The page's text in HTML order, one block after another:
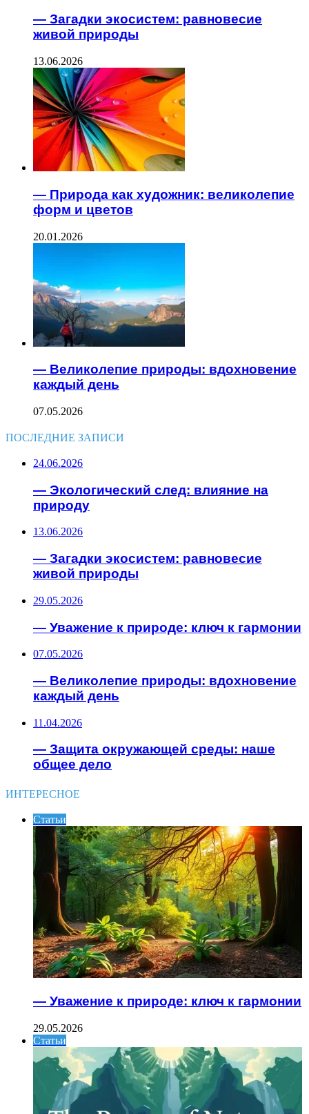
— Загадки экосистем: равновесие
живой природы
13.06.2026
— Природа как художник: великолепие
форм и цветов
20.01.2026
— Великолепие природы: вдохновение
каждый день
07.05.2026
ПОСЛЕДНИЕ ЗАПИСИ
24.06.2026
— Экологический след: влияние на
природу
13.06.2026
— Загадки экосистем: равновесие
живой природы
29.05.2026
— Уважение к природе: ключ к гармонии
07.05.2026
— Великолепие природы: вдохновение
каждый день
11.04.2026
— Защита окружающей среды: наше
общее дело
ИНТЕРЕСНОЕ
Статьи
— Уважение к природе: ключ к гармонии
29.05.2026
Статьи